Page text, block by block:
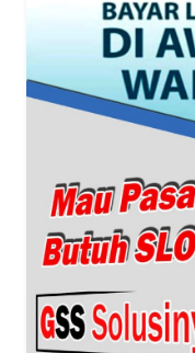
WN
JABAR
BANTEN